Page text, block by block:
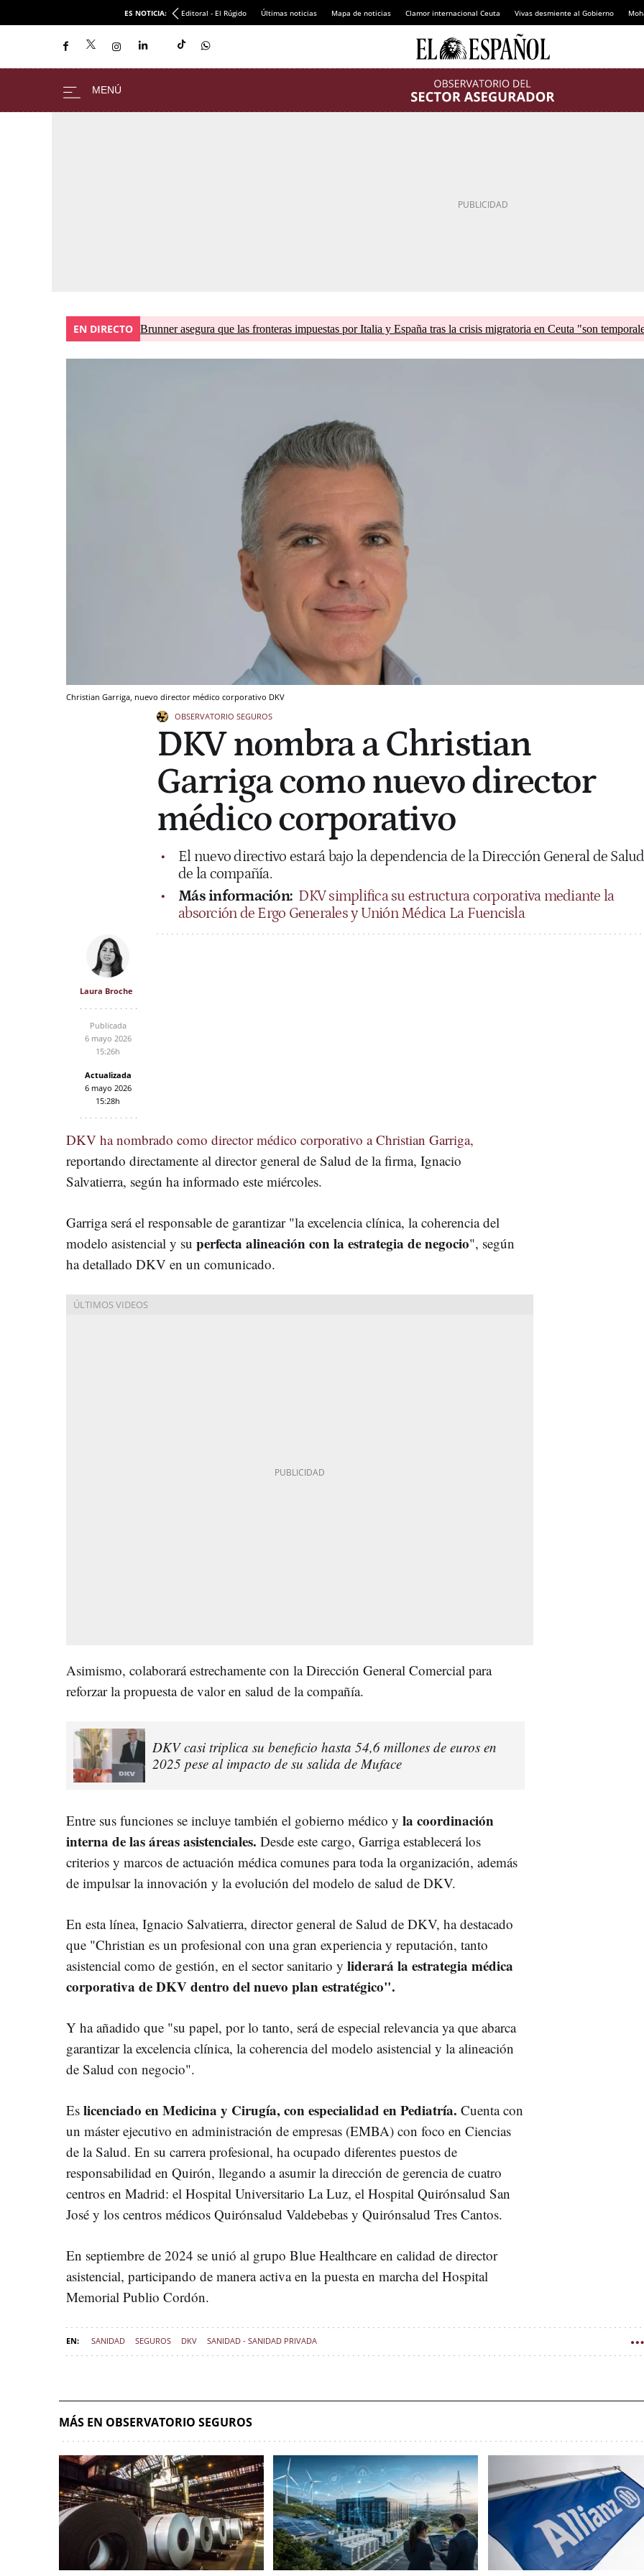
ES NOTICIA: Editoral - El Rúgido Últimas noticias Mapa de noticias Clamor internacional Ceuta Vivas desmiente al Gobierno
EN DIRECTO Brunner asegura que las fronteras impuestas por Italia y España tras la crisis migratoria en Ceuta "son
Christian Garriga, nuevo director médico corporativo DKV
OBSERVATORIO SEGUROS
DKV nombra a Christian
Garriga como nuevo director
médico corporativo
El nuevo directivo estará bajo la dependencia de la Dirección General de Salud
de la compañía.
Más información: DKV simplifica su estructura corporativa mediante la
absorción de Ergo Generales y Unión Médica La Fuencisla
Laura Broche
Publicada
6 mayo 2026
15:26h
Actualizada
6 mayo 2026
15:28h
DKV ha nombrado como director médico corporativo a Christian Garriga,
reportando directamente al director general de Salud de la firma, Ignacio
Salvatierra, según ha informado este miércoles.
Garriga será el responsable de garantizar "la excelencia clínica, la coherencia del
modelo asistencial y su perfecta alineación con la estrategia de negocio", según
ha detallado DKV en un comunicado.
Asimismo, colaborará estrechamente con la Dirección General Comercial para
reforzar la propuesta de valor en salud de la compañía.
DKV casi triplica su beneficio hasta 54,6 millones de euros en
2025 pese al impacto de su salida de Muface
Entre sus funciones se incluye también el gobierno médico y la coordinación
interna de las áreas asistenciales. Desde este cargo, Garriga establecerá los
criterios y marcos de actuación médica comunes para toda la organización, además
de impulsar la innovación y la evolución del modelo de salud de DKV.
En esta línea, Ignacio Salvatierra, director general de Salud de DKV, ha destacado
que "Christian es un profesional con una gran experiencia y reputación, tanto
asistencial como de gestión, en el sector sanitario y liderará la estrategia médica
corporativa de DKV dentro del nuevo plan estratégico".
Y ha añadido que "su papel, por lo tanto, será de especial relevancia ya que abarca
garantizar la excelencia clínica, la coherencia del modelo asistencial y la alineación
de Salud con negocio".
Es licenciado en Medicina y Cirugía, con especialidad en Pediatría. Cuenta con
un máster ejecutivo en administración de empresas (EMBA) con foco en Ciencias
de la Salud. En su carrera profesional, ha ocupado diferentes puestos de
responsabilidad en Quirón, llegando a asumir la dirección de gerencia de cuatro
centros en Madrid: el Hospital Universitario La Luz, el Hospital Quirónsalud San
José y los centros médicos Quirónsalud Valdebebas y Quirónsalud Tres Cantos.
En septiembre de 2024 se unió al grupo Blue Healthcare en calidad de director
asistencial, participando de manera activa en la puesta en marcha del Hospital
Memorial Publio Cordón.
SANIDAD SEGUROS DKV SANIDAD - SANIDAD PRIVADA
MÁS EN OBSERVATORIO SEGUROS